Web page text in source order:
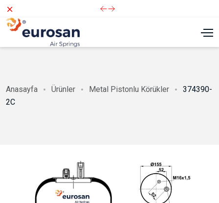
Dismiss
Anasayfa Ürünler Metal Pistonlu Körükler
374390-
2C